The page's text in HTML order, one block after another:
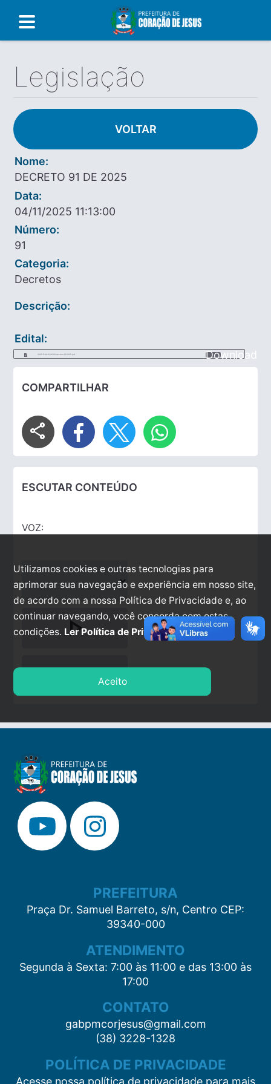
Legislação
VOLTAR
Nome:
DECRETO 91 DE 2025
Data:
04/11/2025 11:13:00
Número:
91
Categoria:
Decretos
Descrição:
Edital:
2025-11-06-12-42-09-decreto-91-2025.pdf Download
COMPARTILHAR
share
ESCUTAR CONTEÚDO
VOZ:
play_arrow
stop
PREFEITURA
Praça Dr. Samuel Barreto, s/n, Centro CEP:
39340-000
ATENDIMENTO
Segunda à Sexta: 7:00 às 11:00 e das 13:00 às
17:00
CONTATO
gabpmcorjesus@gmail.com
(38) 3228-1328
POLÍTICA DE PRIVACIDADE
Acesse nossa política de privacidade para mais
Utilizamos cookies e outras tecnologias para
aprimorar sua navegação e experiência em nosso site,
de acordo com a nossa Política de Privacidade e, ao
continuar navegando, você concorda com estas
condições. Ler Política de Privacidade.
Aceito